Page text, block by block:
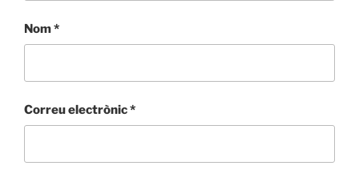
Nom*
Correu electrònic*